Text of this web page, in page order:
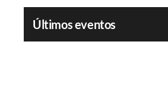
Últimos eventos